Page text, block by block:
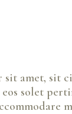
amet, sit
solet